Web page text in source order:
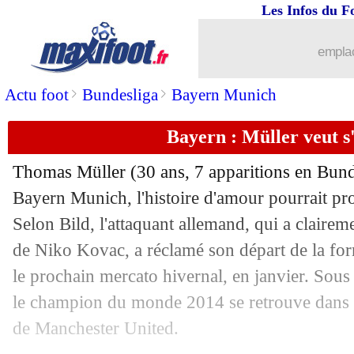
Actu foot> Bundesliga> Bayern Munich
Les Infos du
Bayern : Müller veut
Thomas Müller (30 ans, 7 apparitions en
Bayern Munich, l'histoire d'amour pourrait
Selon Bild, l'attaquant allemand, qui a
de Niko Kovac, a réclamé son départ de la
le prochain mercato hivernal, en janvier.
le champion du monde 2014 se retrouve
de Manchester United.
: le spleen de Rakitic...
09/10 OM: Pirès séduit par Benedetto
09/10 EdF: Matuidi a pensé à la retraite,
: Messi pense y terminer sa
09/10 : Neymar est "heureux"
09/10 Algérie: Belmadi agacé par le débat
09/10 Divers: "carrière ratée" pour Ben
09/10 EdF : "sous-coté" ? Ben Yedder n'y